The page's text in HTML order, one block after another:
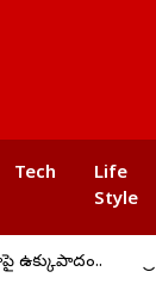
Tech
Life
Style
ప్రీ ఎయిమ్